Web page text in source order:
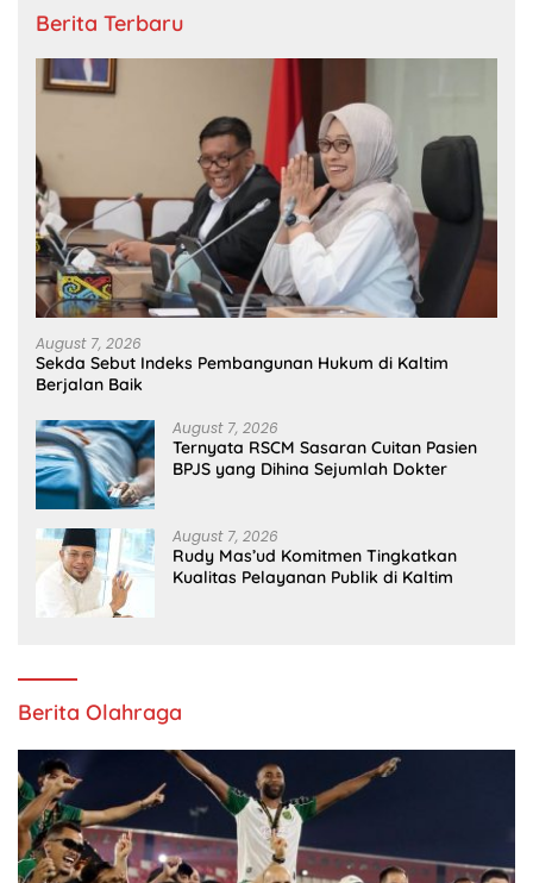
Berita Terbaru
August 7, 2026
Sekda Sebut Indeks Pembangunan Hukum di Kaltim
Berjalan Baik
August 7, 2026
Ternyata RSCM Sasaran Cuitan Pasien
BPJS yang Dihina Sejumlah Dokter
August 7, 2026
Rudy Mas’ud Komitmen Tingkatkan
Kualitas Pelayanan Publik di Kaltim
Berita Olahraga